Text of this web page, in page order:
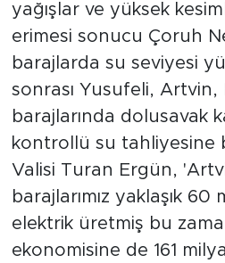
yağışlar ve yüksek
erimesi sonucu Çoruh
barajlarda su seviyesi
sonrası Yusufeli, Artvin,
barajlarında dolusavak
kontrollü su tahliyesine
Valisi Turan Ergün,
barajlarımız yaklaşık
elektrik üretmiş bu
ekonomisine de 161